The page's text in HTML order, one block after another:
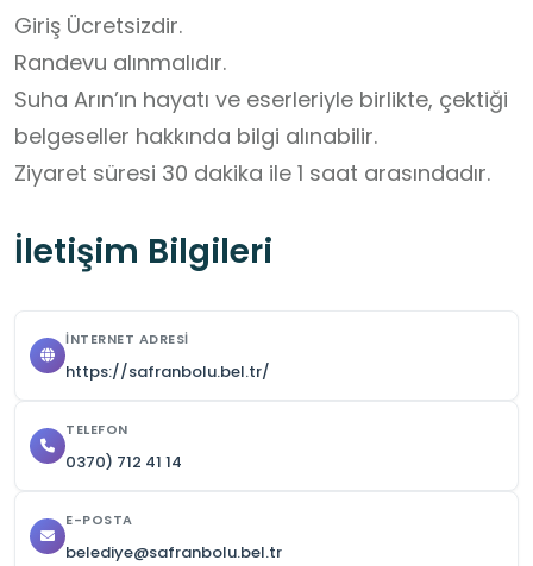
Giriş Ücretsizdir.
Randevu alınmalıdır.
Suha Arın’ın hayatı ve eserleriyle birlikte, çektiği
belgeseller hakkında bilgi alınabilir.
Ziyaret süresi 30 dakika ile 1 saat arasındadır.
İletişim Bilgileri
İNTERNET ADRESI
https://safranbolu.bel.tr/
TELEFON
0370) 712 41 14
E-POSTA
belediye@safranbolu.bel.tr